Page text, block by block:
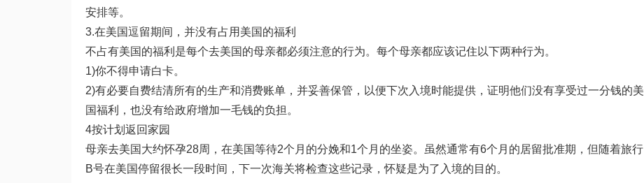
安排等。
3.在美国逗留期间，并没有占用美国的福利
不占有美国的福利是每个去美国的母亲都必须注意的行为。每个母亲都应该记住以下两种行为。
1)你不得申请白卡。
2)有必要自费结清所有的生产和消费账单，并妥善保管，以便下次入境时能提供，证明他们没有享受过一分钱的美
国福利，也没有给政府增加一毛钱的负担。
4按计划返回家园
母亲去美国大约怀孕28周，在美国等待2个月的分娩和1个月的坐姿。虽然通常有6个月的居留批准期，但随着旅行
B号在美国停留很长一段时间，下一次海关将检查这些记录，怀疑是为了入境的目的。